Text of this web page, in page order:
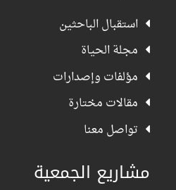
استقبال الباحثين
مجلة الحياة
مؤلفات وإصدارات
مقالات مختارة
تواصل معنا
مشاريع الجمعية